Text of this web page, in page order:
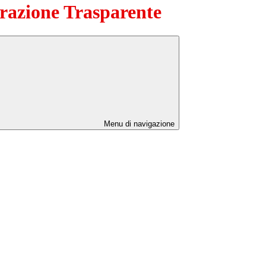
Trasparente
Menu di navigazione